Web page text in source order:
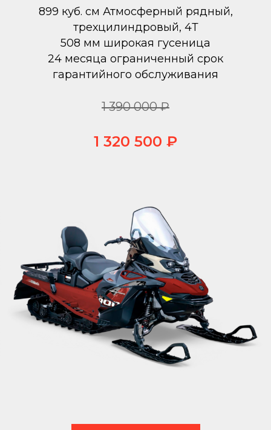
899 куб. см Атмосферный рядный,
трехцилиндровый, 4Т
508 мм широкая гусеница
24 месяца ограниченный срок
гарантийного обслуживания
1 390 000 ₽
1 320 500 ₽